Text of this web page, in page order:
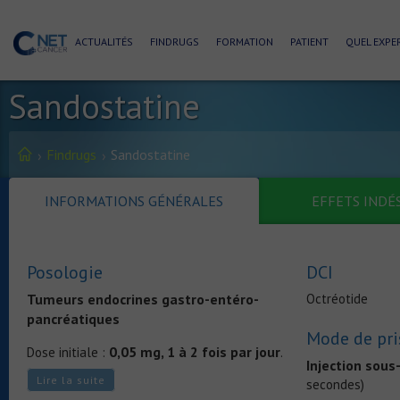
ACTUALITÉS FINDRUGS FORMATION PATIENT QUEL
Sandostatine
Findrugs Sandostatine
INFORMATIONS GÉNÉRALES EFFETS
Posologie
Tumeurs endocrines gastro-entéro-
pancréatiques
Dose initiale : 0,05 mg, 1 à 2 fois par jour.
La posologie peut être augmentée
progressivement jusqu’à 0,1 à 0,2 mg, trois
Lire la suite
DCI
Octréotide
Mode de
Injection
secondes)